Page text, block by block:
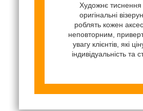
Художнє тиснення
оригінальні
роблять кожен
неповторним,
увагу клієнтів, які
індивідуальність та